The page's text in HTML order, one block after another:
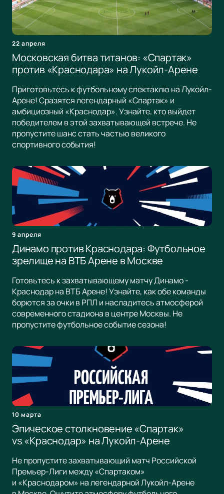
22 апреля
Московская битва титанов: «Спартак»
против «Краснодара» на Лукойл-Арене
Приготовьтесь к футбольному спектаклю на Лукойл-
Арене! Сразятся легендарный «Спартак» и
амбициозный «Краснодар». Узнайте, кто выйдет
победителем в этой захватывающей встрече. Не
пропустите шанс стать частью великого
спортивного события!
9 апреля
Динамо против Краснодара: Футбольное
зрелище на ВТБ Арене в Москве
Готовьтесь к захватывающему матчу Динамо -
Краснодар на ВТБ Арене! Узнайте, как обе команды
борются за очки в РПЛ и насладитесь атмосферой
современного стадиона в центре Москвы. Не
пропустите футбольное событие сезона!
10 марта
Эпическое столкновение «Спартак»
vs «Краснодар» на Лукойл-Арене
Не пропустите захватывающий матч Российской
Премьер-Лиги между «Спартаком»
и «Краснодаром» на легендарной Лукойл-Арене